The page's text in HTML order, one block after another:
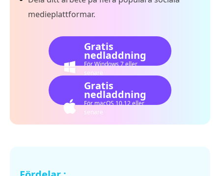
medieplattformar.
Gratis
nedladdning
För Windows 7 eller
senare
Gratis
nedladdning
För macOS 10.12 eller
senare